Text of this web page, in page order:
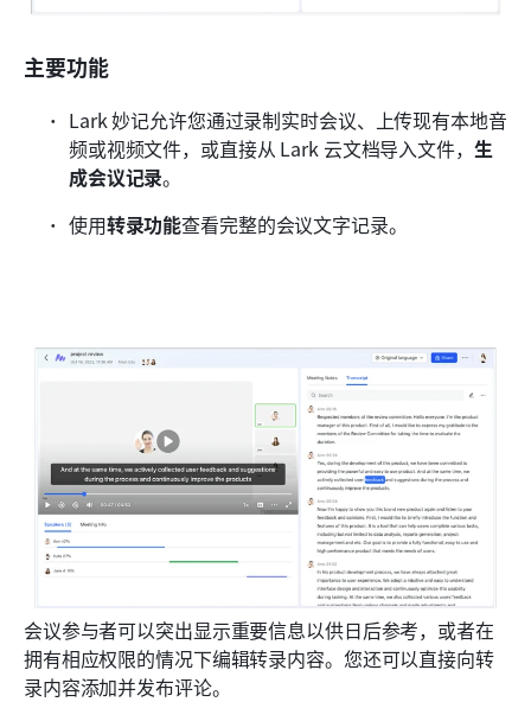
主要功能
Lark 妙记允许您通过录制实时会议、上传现有本地音
频或视频文件，或直接从 Lark 云文档导入文件， 生
成会议记录。
使用转录功能查看完整的会议文字记录。
会议参与者可以突出显示重要信息以供日后参考，或者在
拥有相应权限的情况下编辑转录内容。您还可以直接向转
录内容添加并发布评论。